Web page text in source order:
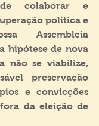
colaborar e
política e
Assembleia
hipótese de nova
não se viabilize,
preservação
e convicções
da eleição de